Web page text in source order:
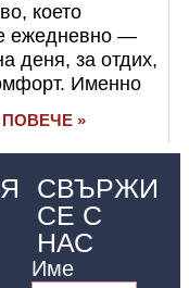
което
ежедневно —
деня, за отдих,
Именно
»
СВЪРЖИ
СЕ С
НАС
Име